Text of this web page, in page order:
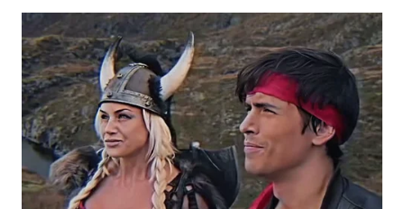
LABUANBAJO
WN
BORNEO
Wahana
Media
Group
WAHANA